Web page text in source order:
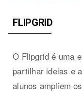
FLIPGRID
O Flipgrid é uma
partilhar ideias e
alunos ampliem